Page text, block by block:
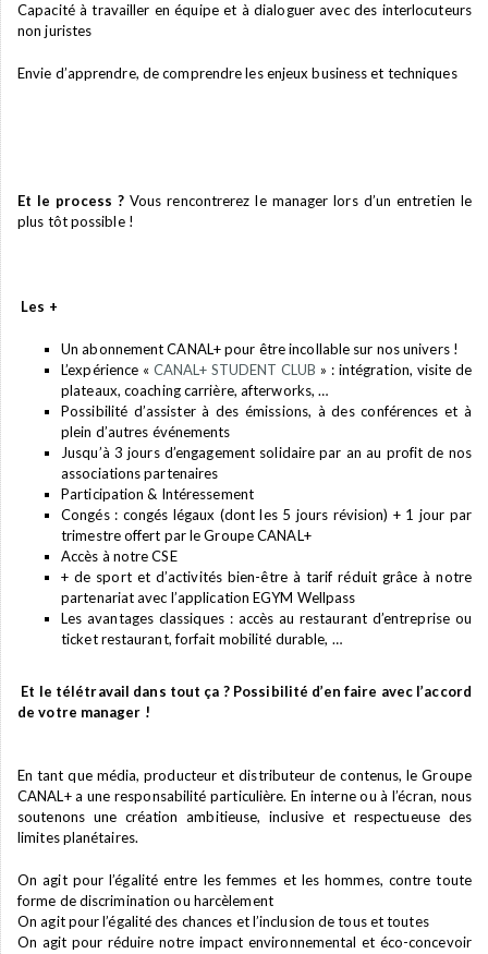
Capacité à travailler en équipe et à dialoguer avec des interlocuteurs
non juristes
Envie d’apprendre, de comprendre les enjeux business et techniques
Et le process ? Vous rencontrerez le manager lors d’un entretien le
plus tôt possible !
Les +
Un abonnement CANAL+ pour être incollable sur nos univers !
L’expérience « CANAL+ STUDENT CLUB » : intégration, visite de
plateaux, coaching carrière, afterworks, …
Possibilité d’assister à des émissions, à des conférences et à
plein d’autres événements
Jusqu’à 3 jours d’engagement solidaire par an au profit de nos
associations partenaires
Participation & Intéressement
Congés : congés légaux (dont les 5 jours révision) + 1 jour par
trimestre offert par le Groupe CANAL+
Accès à notre CSE
+ de sport et d’activités bien-être à tarif réduit grâce à notre
partenariat avec l’application EGYM Wellpass
Les avantages classiques : accès au restaurant d’entreprise ou
ticket restaurant, forfait mobilité durable, …
Et le télétravail dans tout ça ? Possibilité d’en faire avec l’accord
de votre manager !
En tant que média, producteur et distributeur de contenus, le Groupe
CANAL+ a une responsabilité particulière. En interne ou à l’écran, nous
soutenons une création ambitieuse, inclusive et respectueuse des
limites planétaires.
On agit pour l’égalité entre les femmes et les hommes, contre toute
forme de discrimination ou harcèlement
On agit pour l’égalité des chances et l’inclusion de tous et toutes
On agit pour réduire notre impact environnemental et éco-concevoir